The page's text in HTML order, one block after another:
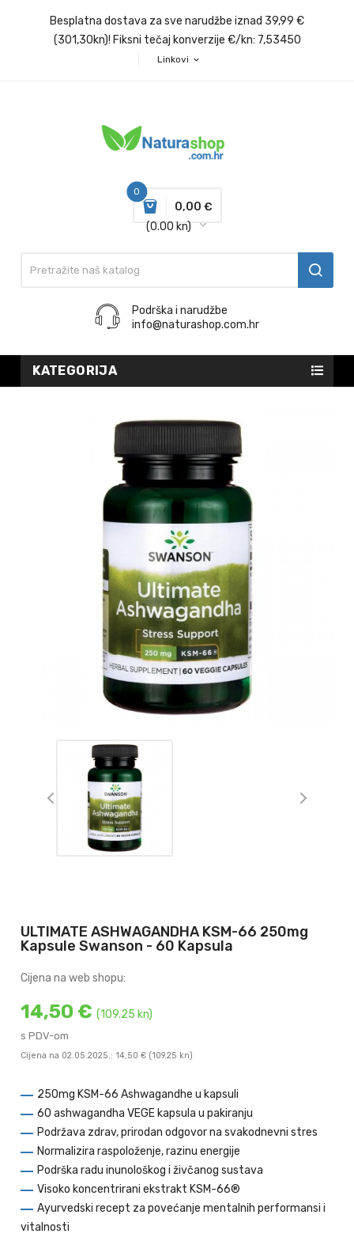
Besplatna dostava za sve narudžbe iznad 39,99 €
(301,30kn)! Fiksni tečaj konverzije €/kn: 7,53450
Linkovi expand_more
0
0,00 €
(0.00 kn)
Podrška i narudžbe
info@naturashop.com.hr
KATEGORIJA
ULTIMATE ASHWAGANDHA KSM-66 250mg
Kapsule Swanson - 60 Kapsula
Cijena na web shopu:
14,50 €(109.25 kn)
s PDV-om
Cijena na 02.05.2025.: 14,50 € (109.25 kn)
250mg KSM-66 Ashwagandhe u kapsuli
60 ashwagandha VEGE kapsula u pakiranju
Podržava zdrav, prirodan odgovor na svakodnevni stres
Normalizira raspoloženje, razinu energije
Podrška radu inunološkog i živčanog sustava
Visoko koncentrirani ekstrakt KSM-66®
Ayurvedski recept za povećanje mentalnih performansi i
vitalnosti